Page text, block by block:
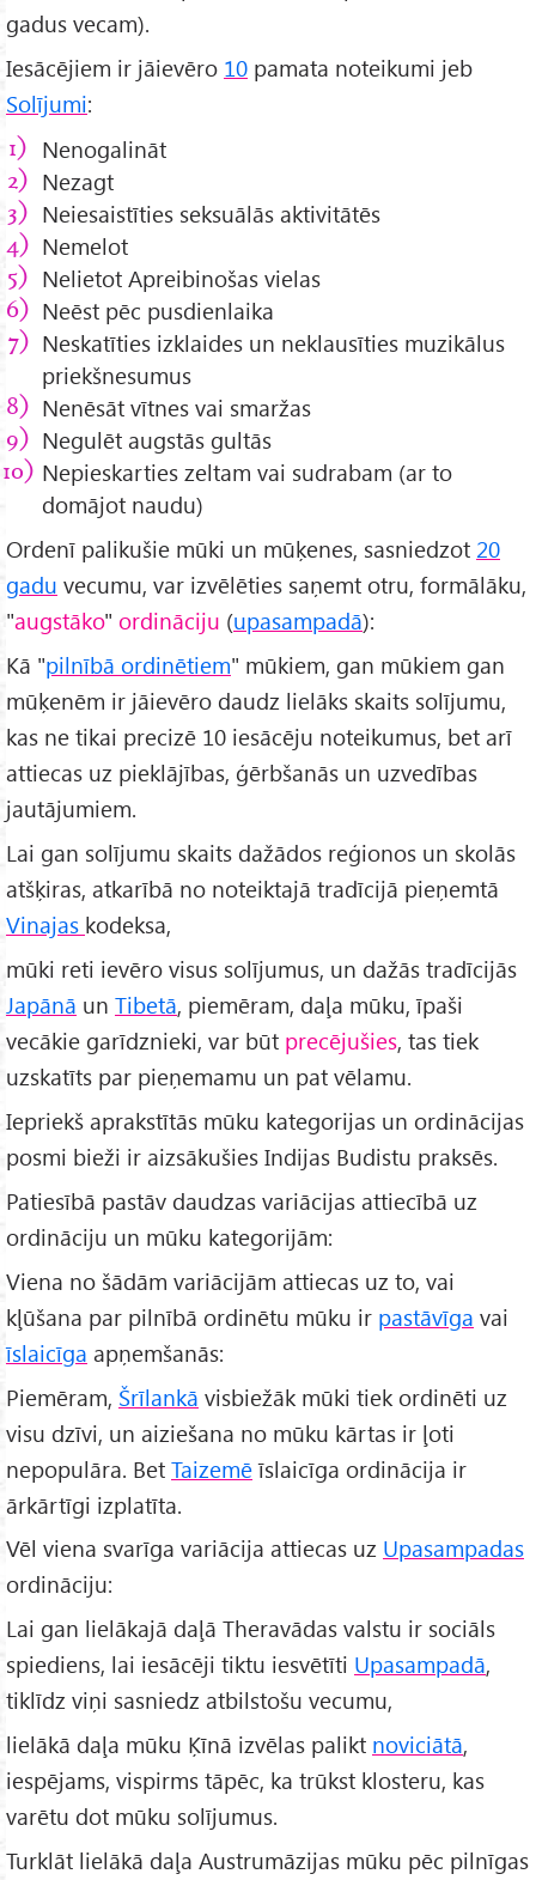
gadus vecam).
Iesācējiem ir jāievēro 10 pamata noteikumi jeb
Solījumi:
Nenogalināt
Nezagt
Neiesaistīties seksuālās aktivitātēs
Nemelot
Nelietot Apreibinošas vielas
Neēst pēc pusdienlaika
Neskatīties izklaides un neklausīties muzikālus
priekšnesumus
Nenēsāt vītnes vai smaržas
Negulēt augstās gultās
Nepieskarties zeltam vai sudrabam (ar to
domājot naudu)
Ordenī palikušie mūki un mūķenes, sasniedzot 20
gadu vecumu, var izvēlēties saņemt otru, formālāku,
"augstāko" ordināciju (upasampadā):
Kā "pilnībā ordinētiem" mūkiem, gan mūkiem gan
mūķenēm ir jāievēro daudz lielāks skaits solījumu,
kas ne tikai precizē 10 iesācēju noteikumus, bet arī
attiecas uz pieklājības, ģērbšanās un uzvedības
jautājumiem.
Lai gan solījumu skaits dažādos reģionos un skolās
atšķiras, atkarībā no noteiktajā tradīcijā pieņemtā
Vinajas kodeksa,
mūki reti ievēro visus solījumus, un dažās tradīcijās
Japānā un Tibetā, piemēram, daļa mūku, īpaši
vecākie garīdznieki, var būt precējušies, tas tiek
uzskatīts par pieņemamu un pat vēlamu.
Iepriekš aprakstītās mūku kategorijas un ordinācijas
posmi bieži ir aizsākušies Indijas Budistu praksēs.
Patiesībā pastāv daudzas variācijas attiecībā uz
ordināciju un mūku kategorijām:
Viena no šādām variācijām attiecas uz to, vai
kļūšana par pilnībā ordinētu mūku ir pastāvīga vai
īslaicīga apņemšanās:
Piemēram, Šrīlankā visbiežāk mūki tiek ordinēti uz
visu dzīvi, un aiziešana no mūku kārtas ir ļoti
nepopulāra. Bet Taizemēīslaicīga ordinācija ir
ārkārtīgi izplatīta.
Vēl viena svarīga variācija attiecas uz Upasampadas
ordināciju:
Lai gan lielākajā daļā Theravādas valstu ir sociāls
spiediens, lai iesācēji tiktu iesvētīti Upasampadā,
tiklīdz viņi sasniedz atbilstošu vecumu,
lielākā daļa mūku Ķīnā izvēlas palikt noviciātā,
iespējams, vispirms tāpēc, ka trūkst klosteru, kas
varētu dot mūku solījumus.
Turklāt lielākā daļa Austrumāzijas mūku pēc pilnīgas